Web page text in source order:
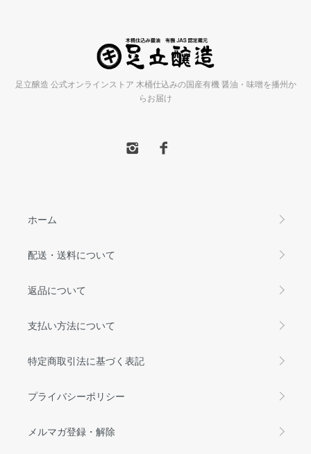
足立醸造 公式オンラインストア 木桶仕込みの国産有機 醤油・味噌を播州か
らお届け
ホーム
配送・送料について
返品について
支払い方法について
特定商取引法に基づく表記
プライバシーポリシー
メルマガ登録・解除